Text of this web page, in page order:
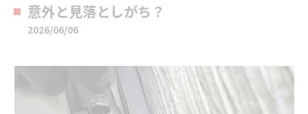
意外と見落としがち？
2026/06/06